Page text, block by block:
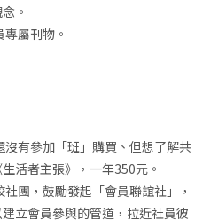
。
屬刊物。
沒有參加「班」購買、但想了解共
活者主張》，一年350元。
社團，鼓勵發起「會員聯誼社」，
立會員參與的管道，拉近社員彼